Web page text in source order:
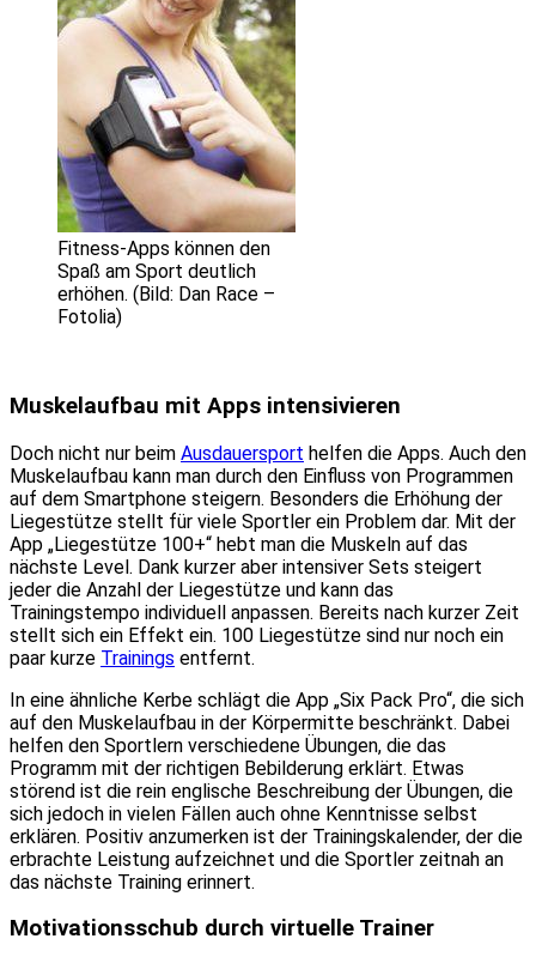
Fitness-Apps können den
Spaß am Sport deutlich
erhöhen. (Bild: Dan Race –
Fotolia)
Muskelaufbau mit Apps intensivieren
Doch nicht nur beim Ausdauersport helfen die Apps. Auch den
Muskelaufbau kann man durch den Einfluss von Programmen
auf dem Smartphone steigern. Besonders die Erhöhung der
Liegestütze stellt für viele Sportler ein Problem dar. Mit der
App „Liegestütze 100+“ hebt man die Muskeln auf das
nächste Level. Dank kurzer aber intensiver Sets steigert
jeder die Anzahl der Liegestütze und kann das
Trainingstempo individuell anpassen. Bereits nach kurzer Zeit
stellt sich ein Effekt ein. 100 Liegestütze sind nur noch ein
paar kurze Trainings entfernt.
In eine ähnliche Kerbe schlägt die App „Six Pack Pro“, die sich
auf den Muskelaufbau in der Körpermitte beschränkt. Dabei
helfen den Sportlern verschiedene Übungen, die das
Programm mit der richtigen Bebilderung erklärt. Etwas
störend ist die rein englische Beschreibung der Übungen, die
sich jedoch in vielen Fällen auch ohne Kenntnisse selbst
erklären. Positiv anzumerken ist der Trainingskalender, der die
erbrachte Leistung aufzeichnet und die Sportler zeitnah an
das nächste Training erinnert.
Motivationsschub durch virtuelle Trainer